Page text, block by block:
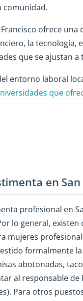
comunidad.
ofrece
la tecnología,
que se ajustan
entorno laboral
que
en
profesional en
lo general,
mujeres
formalmente
abotonadas,
al responsable de
Para otros